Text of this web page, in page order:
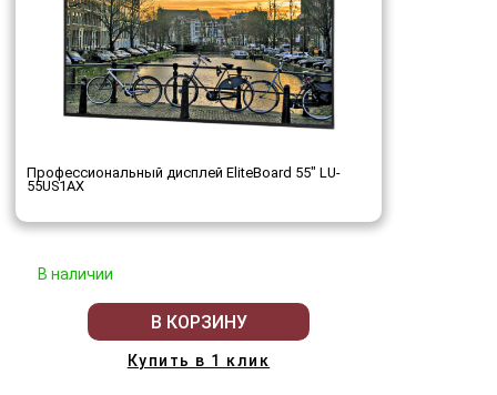
Профессиональный дисплей EliteBoard 55" LU-
55US1AX
В наличии
В КОРЗИНУ
Купить в 1 клик